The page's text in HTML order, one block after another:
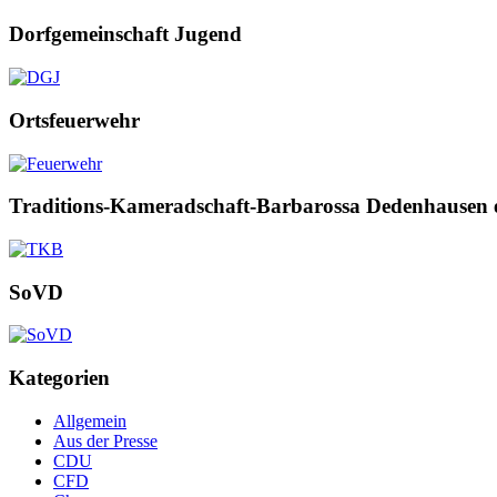
Dorfgemeinschaft Jugend
Ortsfeuerwehr
Traditions-Kameradschaft-Barbarossa Dedenhausen
SoVD
Kategorien
Allgemein
Aus der Presse
CDU
CFD